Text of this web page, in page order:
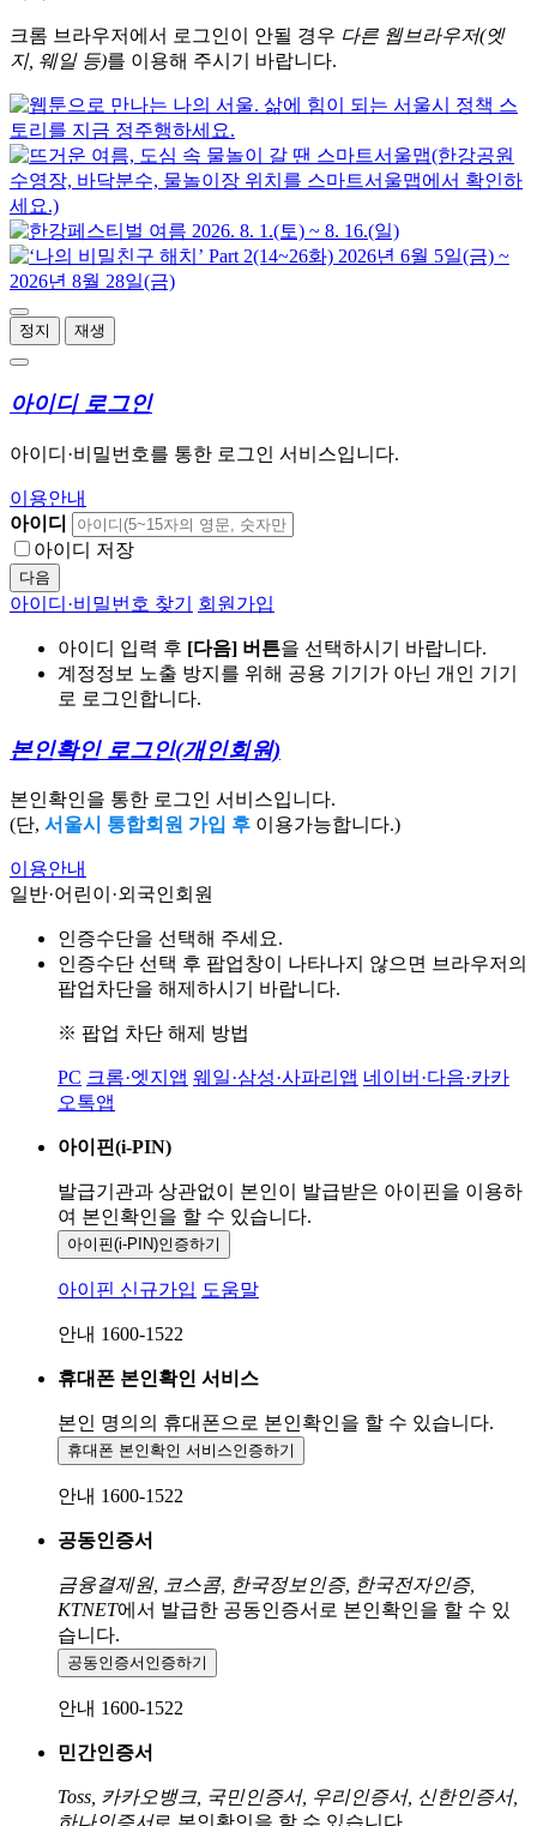
크롬 브라우저에서 로그인이 안될 경우 다른 웹브라우저(엣
지, 웨일 등)를 이용해 주시기 바랍니다.
정지 재생
아이디 로그인
아이디·비밀번호를 통한 로그인 서비스입니다.
이용안내
아이디
아이디 저장
다음
아이디·비밀번호 찾기 회원가입
아이디 입력 후 [다음] 버튼을 선택하시기 바랍니다.
계정정보 노출 방지를 위해 공용 기기가 아닌 개인 기기
로 로그인합니다.
본인확인 로그인(개인회원)
본인확인을 통한 로그인 서비스입니다.
(단, 서울시 통합회원 가입 후 이용가능합니다.)
이용안내
일반·어린이·외국인회원
인증수단을 선택해 주세요.
인증수단 선택 후 팝업창이 나타나지 않으면 브라우저의
팝업차단을 해제하시기 바랍니다.
※ 팝업 차단 해제 방법
PC 크롬·엣지앱 웨일·삼성·사파리앱 네이버·다음·카카
오톡앱
아이핀(i-PIN)
발급기관과 상관없이 본인이 발급받은 아이핀을 이용하
여 본인확인을 할 수 있습니다.
아이핀(i-PIN)인증하기
아이핀 신규가입 도움말
안내 1600-1522
휴대폰 본인확인 서비스
본인 명의의 휴대폰으로 본인확인을 할 수 있습니다.
휴대폰 본인확인 서비스인증하기
안내 1600-1522
공동인증서
금융결제원, 코스콤, 한국정보인증, 한국전자인증,
KTNET에서 발급한 공동인증서로 본인확인을 할 수 있
습니다.
공동인증서 인증하기
안내 1600-1522
민간인증서
Toss, 카카오뱅크, 국민인증서, 우리인증서, 신한인증서,